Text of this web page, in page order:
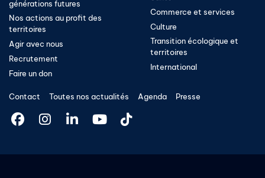
générations futures
Nos actions au profit des
territoires
Agir avec nous
Recrutement
Faire un don
Commerce et services
Culture
Transition écologique et
territoires​
International
Contact Toutes nos actualités Agenda Presse